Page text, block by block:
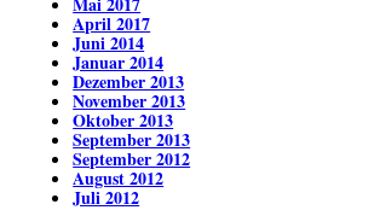
April 2017
Juni 2014
Januar 2014
Dezember 2013
November 2013
Oktober 2013
September 2013
September 2012
August 2012
Juli 2012